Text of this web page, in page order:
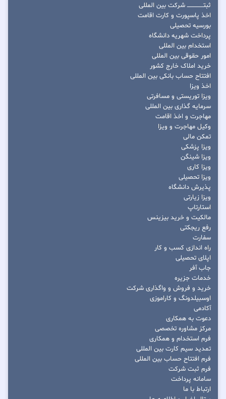
ثبتــــــــــــــــ شرکت بین المللی
اخذ پاسپورت و کارت اقامت
بورسیه تحصیلی
پرداخت شهریه دانشگاه
استخدام بین المللی
امور حقوقی بین المللی
خرید املاک خارج کشور
افتتاح حساب بانکی بین المللی
اخذ ویزا
ویزا توریستی و مسافرتی
سرمایه گذاری بین المللی
مهاجرت و اخذ اقامت
وکیل مهاجرت و ویزا
تمکن مالی
ویزا پزشکی
ویزا شینگن
ویزا کاری
ویزا تحصیلی
پذیرش دانشگاه
ویزا زیارتی
استارتاپ
مالکیت و خرید بیزینس
رفع ریجکتی
سفارت
راه اندازی کسب و کار
اپلای تحصیلی
جاب آفر
خدمات جزیره
خرید و فروش و واگذاری شرکت
اوسبیلدونگ و کاراموزی
آکادمی
دعوت به همکاری
مرکز مشاوره تخصصی
فرم استخدام و همکاری
تمدید سیم کارت بین المللی
فرم افتتاح حساب بین المللی
فرم ثبت شرکت
سامانه پرداخت
ارتباط با ما